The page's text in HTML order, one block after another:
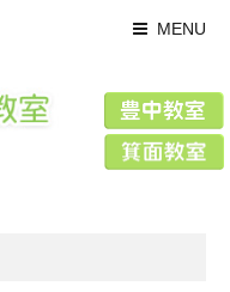
MENU